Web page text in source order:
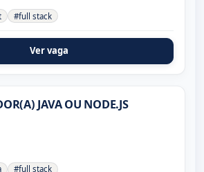
#full stack
Ver vaga
JAVA OU NODE.JS
#full stack